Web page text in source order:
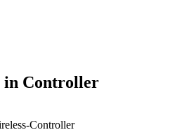
in Controller